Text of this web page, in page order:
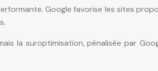
Google favorise les sites
la suroptimisation, pénalisée par